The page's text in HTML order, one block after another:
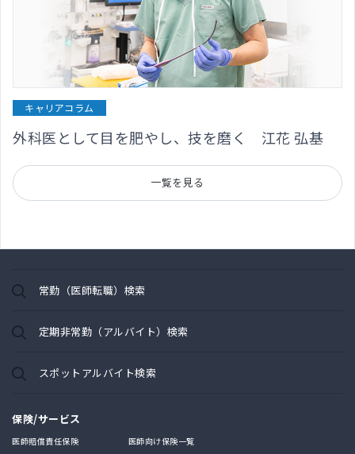
キャリアコラム
外科医として目を肥やし、技を磨く 江花 弘基
一覧を見る
常勤（医師転職）検索
定期非常勤（アルバイト）検索
スポットアルバイト検索
保険/サービス
医師賠償責任保険
医師向け保険一覧